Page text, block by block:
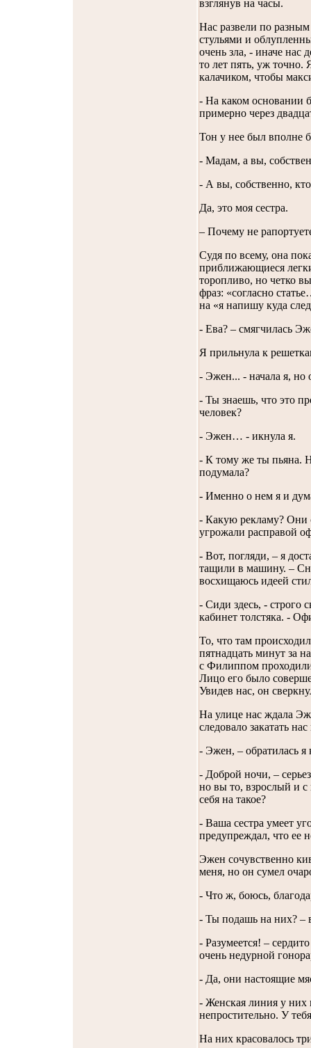
взглянув на часы.
Нас развели по
стульями и
очень зла, - иначе нас
то лет пять, уж точно.
калачиком, чтобы
- На каком основании
примерно через
Тон у нее был вполне
- Мадам, а вы,
- А вы, собственно,
Да, это моя сестра.
– Почему не
Судя по всему, она
приближающиеся
торопливо, но четко
фраз: «согласно
на «я напишу куда
- Ева? – смягчилась
Я прильнула к
- Эжен... - начала я, но
- Ты знаешь, что это
человек?
- Эжен… - икнула я.
- К тому же ты пьяна.
подумала?
- Именно о нем я и
- Какую рекламу? Они
угрожали расправой
- Вот, погляди, – я
тащили в машину. –
восхищаюсь идеей
- Сиди здесь, - строго
кабинет толстяка. -
То, что там
пятнадцать минут за
с Филиппом
Лицо его было
Увидев нас, он
На улице нас ждала
следовало закатать
- Эжен, – обратилась
- Доброй ночи, –
но вы то, взрослый и
себя на такое?
- Ваша сестра умеет
предупреждал, что ее
Эжен сочувственно
меня, но он сумел
- Что ж, боюсь,
- Ты подашь на них? –
- Разумеется! –
очень недурной
- Да, они настоящие
- Женская линия у них
непростительно. У
На них красовалось